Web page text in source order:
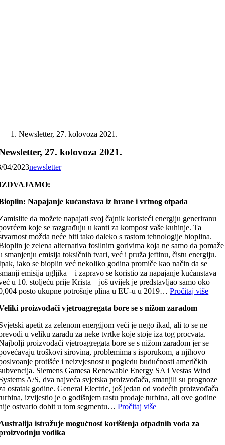
Newsletter, 27. kolovoza 2021.
27. kolovoza 2021.
04/2023newsletter
Napajanje kućanstava iz hrane i vrtnog otpada
da možete napajati svoj čajnik koristeći energiju generiranu
koje se razgrađuju u kanti za kompost vaše kuhinje. Ta
možda neće biti tako daleko s rastom tehnologije bioplina.
je zelena alternativa fosilnim gorivima koja ne samo da pomaže
smanjenju emisija toksičnih tvari, već i pruža jeftinu, čistu energiju.
iako se bioplin već nekoliko godina promiče kao način da se
emisija ugljika – i zapravo se koristio za napajanje kućanstava
u 10. stoljeću prije Krista – još uvijek je predstavljao samo oko
posto ukupne potrošnje plina u EU-u u 2019…Pročitaj više
proizvođači vjetroagregata bore se s nižom zaradom
apetit za zelenom energijom veći je nego ikad, ali to se ne
u veliku zaradu za neke tvrtke koje stoje iza tog procvata.
proizvođači vjetroagregata bore se s nižom zaradom jer se
troškovi sirovina, problemima s isporukom, a njihovo
protišće i neizvjesnost u pogledu budućnosti američkih
Siemens Gamesa Renewable Energy SA i Vestas Wind
A/S, dva najveća svjetska proizvođača, smanjili su prognoze
ostatak godine. General Electric, još jedan od vodećih proizvođača
izvijestio je o godišnjem rastu prodaje turbina, ali ove godine
ostvario dobit u tom segmentu…Pročitaj više
istražuje mogućnost korištenja otpadnih voda za
vodika